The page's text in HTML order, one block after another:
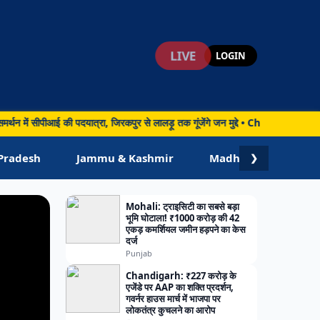
LIVE LOGIN
की पदयात्रा, जिरकपुर से लालड़ू तक गूंजेंगे जन मुद्दे • Chandigarh:
Jammu & Kashmir Madhya Pradesh
❯
Mohali: ट्राइसिटी का सबसे बड़ा
भूमि घोटाला! ₹1000 करोड़ की 42
एकड़ कमर्शियल जमीन हड़पने का केस
दर्ज
Punjab
Chandigarh: ₹227 करोड़ के
एजेंडे पर AAP का शक्ति प्रदर्शन,
गवर्नर हाउस मार्च में भाजपा पर
लोकतंत्र कुचलने का आरोप